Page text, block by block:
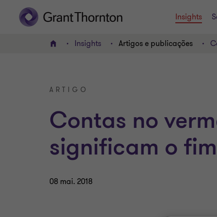
Insights
HOME Insights Artigos e publicações
ARTIGO
Contas no
significam o fim
08 mai. 2018